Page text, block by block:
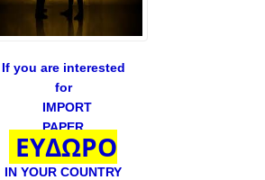
If you are interested
for
IMPORT
PAPER
ΕΥΔΩΡΟ
IN YOUR COUNTRY